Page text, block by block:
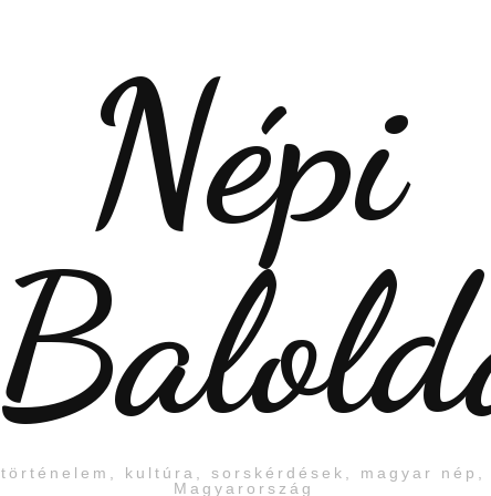
Népi
történelem, kultúra, sorskérdések, magyar nép,
Magyarország